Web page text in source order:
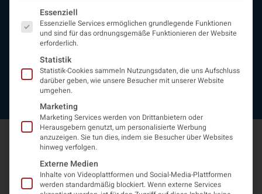
Neurologiereport
Mitgliedschaft
Statuten
Protokolle
Kontakt
Impressum
Datenschutzerklärung
Es folgt eine Liste der Service-Gruppen, für die eine
Essenziell
Essenzielle Services ermöglichen grundlegende Funktionen
und sind für das ordnungsgemäße Funktionieren der Website
erforderlich.
Statistik
Statistik-Cookies sammeln Nutzungsdaten, die uns Aufschluss
darüber geben, wie unsere Besucher mit unserer Website
umgehen.
Marketing
Marketing Services werden von Drittanbietern oder
Herausgebern genutzt, um personalisierte Werbung
anzuzeigen. Sie tun dies, indem sie Besucher über Websites
hinweg verfolgen.
Externe Medien
Inhalte von Videoplattformen und Social-Media-Plattformen
werden standardmäßig blockiert. Wenn externe Services